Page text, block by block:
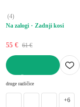
(4)
Na zalogi
Zadnji kosi
55 € 61 €
druge različice
+6